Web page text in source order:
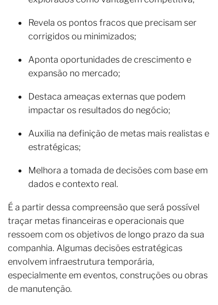
Revela os pontos fracos que precisam ser
corrigidos ou minimizados;
Aponta oportunidades de crescimento e
expansão no mercado;
Destaca ameaças externas que podem
impactar os resultados do negócio;
Auxilia na definição de metas mais realistas e
estratégicas;
Melhora a tomada de decisões com base em
dados e contexto real.
É a partir dessa compreensão que será possível
traçar metas financeiras e operacionais que
ressoem com os objetivos de longo prazo da sua
companhia. Algumas decisões estratégicas
envolvem infraestrutura temporária,
especialmente em eventos, construções ou obras
de manutenção.